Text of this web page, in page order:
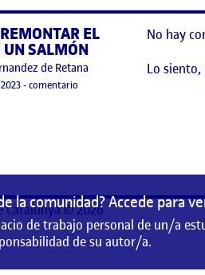
EL
UN SALMÓN
de Retana
publicación
14 marzo, 2023 11:56 am
-comentario
No hay
Lo siento,
la comunidad? Accede para
de trabajo personal de un/a
de su autor/a.
Catalunya © 2026